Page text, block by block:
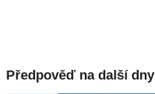
Předpověď na další dny